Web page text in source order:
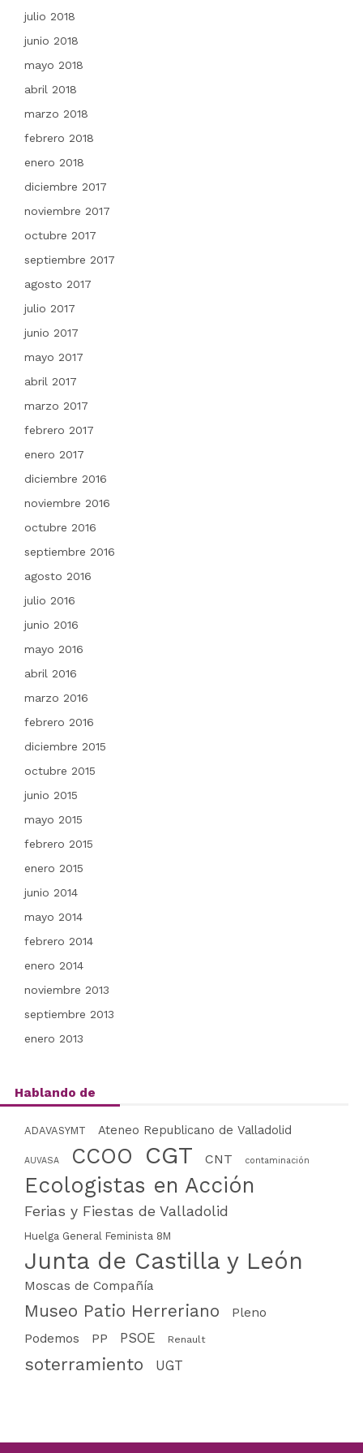
julio 2018
junio 2018
mayo 2018
abril 2018
marzo 2018
febrero 2018
enero 2018
diciembre 2017
noviembre 2017
octubre 2017
septiembre 2017
agosto 2017
julio 2017
junio 2017
mayo 2017
abril 2017
marzo 2017
febrero 2017
enero 2017
diciembre 2016
noviembre 2016
octubre 2016
septiembre 2016
agosto 2016
julio 2016
junio 2016
mayo 2016
abril 2016
marzo 2016
febrero 2016
diciembre 2015
octubre 2015
junio 2015
mayo 2015
febrero 2015
enero 2015
junio 2014
mayo 2014
febrero 2014
enero 2014
noviembre 2013
septiembre 2013
enero 2013
Hablando de
ADAVASYMT Ateneo Republicano de Valladolid
AUVASA CCOO CGT CNT contaminación
Ecologistas en Acción
Ferias y Fiestas de Valladolid
Huelga General Feminista 8M
Junta de Castilla y León
Moscas de Compañía
Museo Patio Herreriano
Pleno
Podemos
PP PSOE Renault
soterramiento UGT